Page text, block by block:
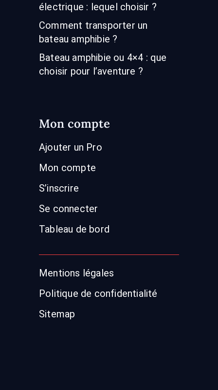
électrique : lequel choisir ?
Comment transporter un
bateau amphibie ?
Bateau amphibie ou 4×4 : que
choisir pour l’aventure ?
Mon compte
Ajouter un Pro
Mon compte
S’inscrire
Se connecter
Tableau de bord
Mentions légales
Politique de confidentialité
Sitemap